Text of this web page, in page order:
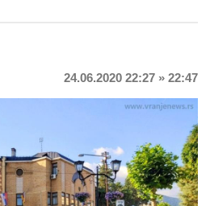
24.06.2020 22:27 » 22:47